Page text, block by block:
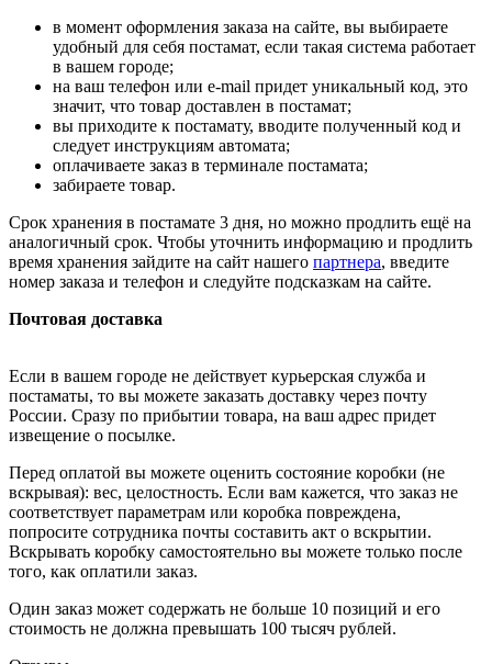
в момент оформления заказа на сайте, вы выбираете
удобный для себя постамат, если такая система работает
в вашем городе;
на ваш телефон или e-mail придет уникальный код, это
значит, что товар доставлен в постамат;
вы приходите к постамату, вводите полученный код и
следует инструкциям автомата;
оплачиваете заказ в терминале постамата;
забираете товар.
Срок хранения в постамате 3 дня, но можно продлить ещё на
аналогичный срок. Чтобы уточнить информацию и продлить
время хранения зайдите на сайт нашего партнера, введите
номер заказа и телефон и следуйте подсказкам на сайте.
Почтовая доставка
Если в вашем городе не действует курьерская служба и
постаматы, то вы можете заказать доставку через почту
России. Сразу по прибытии товара, на ваш адрес придет
извещение о посылке.
Перед оплатой вы можете оценить состояние коробки (не
вскрывая): вес, целостность. Если вам кажется, что заказ не
соответствует параметрам или коробка повреждена,
попросите сотрудника почты составить акт о вскрытии.
Вскрывать коробку самостоятельно вы можете только после
того, как оплатили заказ.
Один заказ может содержать не больше 10 позиций и его
стоимость не должна превышать 100 тысяч рублей.